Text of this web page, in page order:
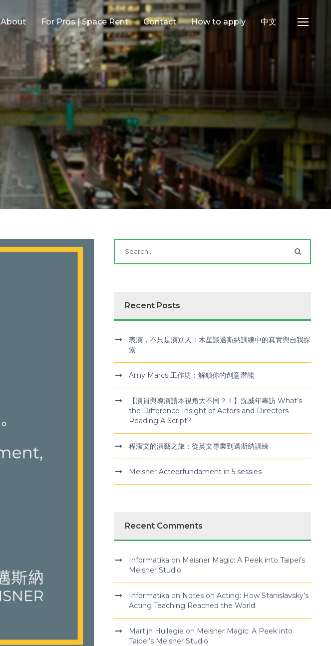
About For Pros | Space Rent Contact How to apply 中文
Recent Posts
表演，不只是演別人：木星談邁斯納訓練中的真實與自我探
索
Amy Marcs 工作坊：解鎖你的創意潛能
【演員與導演讀本視角大不同？！】沈威年專訪 What’s
the Difference Insight of Actors and Directors
Reading A Script?
程潔文的演藝之旅：從英文專業到邁斯納訓練
Meisner Acteerfundament in 5 sessies
Recent Comments
Informatika on Meisner Magic: A Peek into Taipei’s
Meisner Studio
Informatika on Notes on Acting: How Stanislavsky’s
Acting Teaching Reached the World
Martijn Hullegie on Meisner Magic: A Peek into
Taipei’s Meisner Studio